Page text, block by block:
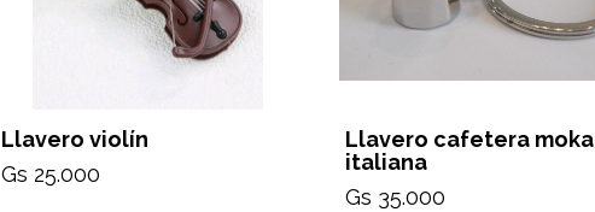
Llavero violín
Gs 25.000
Llavero cafetera moka
italiana
Gs 35.000